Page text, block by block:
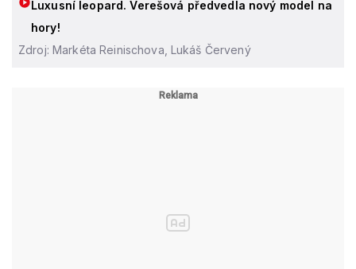
Luxusní leopard. Verešová předvedla nový model na
hory!
Zdroj: Markéta Reinischova, Lukáš Červený